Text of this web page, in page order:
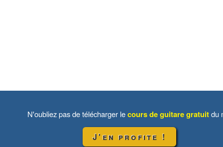
N'oubliez pas de télécharger lecours de guitare gratuitdu
J'en profite !